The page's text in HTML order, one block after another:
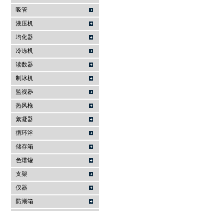
吸管
液压机
均化器
冷冻机
读数器
制冰机
监视器
热风枪
絮凝器
循环浴
储存箱
色谱罐
支架
仪器
防潮箱